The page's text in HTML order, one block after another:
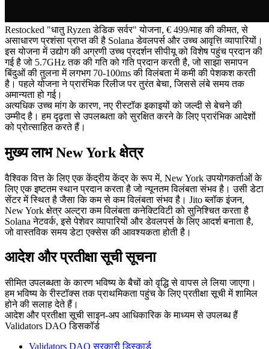
Restocked "धातु Ryzen डेडिक सर्वर" योजना, € 499/माह की कीमत, से
असाधारण प्रशंसा प्राप्त की है Solana डेवलपर्स और उच्च आवृत्ति व्यापारियों।
इस योजना में उद्योग की अग्रणी उच्च प्रदर्शन सीपीयू को विशेष पहुंच प्रदान की
गई है जो 5.7GHz तक की गति को गति प्रदान करती है, जो साझा समापन
बिंदुओं की तुलना में लगभग 70-100ms की विलंबता में कमी की पेशकश करती
है। पहले योजना ने प्रारंभिक रिलीज पर तुरंत बेचा, जिससे लंबे समय तक
अमान्यता हो गई।
अत्यधिक उच्च मांग के कारण, नए रीस्टॉक इकाइयों को जल्दी से बेचने की
उम्मीद है। हम दृढ़ता से उपलब्धता को सुरक्षित करने के लिए प्रारंभिक आदेशों
को प्रोत्साहित करते हैं।
मुख्य लाभ New York क्षेत्र
वैश्विक वित्त के लिए एक केंद्रीय केंद्र के रूप में, New York उपयोगकर्ताओं के
लिए एक इष्टतम स्थान प्रदान करता है जो न्यूनतम विलंबता संभव है। उसी डेटा
सेंटर में स्थित है जैसा कि कम से कम विलंबता संभव है। Jito ब्लॉक इंजन,
New York क्षेत्र अल्ट्रा कम विलंबता कनेक्टिविटी को सुनिश्चित करता है
Solana नेटवर्क, इसे पेशेवर व्यापारियों और डेवलपर्स के लिए आदर्श बनाता है,
जो वास्तविक समय डेटा एक्सेस की आवश्यकता होती है।
आदेश और प्रतीक्षा सूची सूचना
सीमित उपलब्धता के कारण भविष्य के बैचों को वृद्धि से वापस ले लिया जाएगा।
हम भविष्य के रीस्टॉक्स तक प्राथमिकता पहुंच के लिए प्रतीक्षा सूची में शामिल
होने की सलाह देते हैं।
आदेश और प्रतीक्षा सूची साइन-अप आधिकारिक के माध्यम से उपलब्ध हैं
Validators DAO डिसकॉर्ड
Validators DAO सरकारी डिस्कार्ड